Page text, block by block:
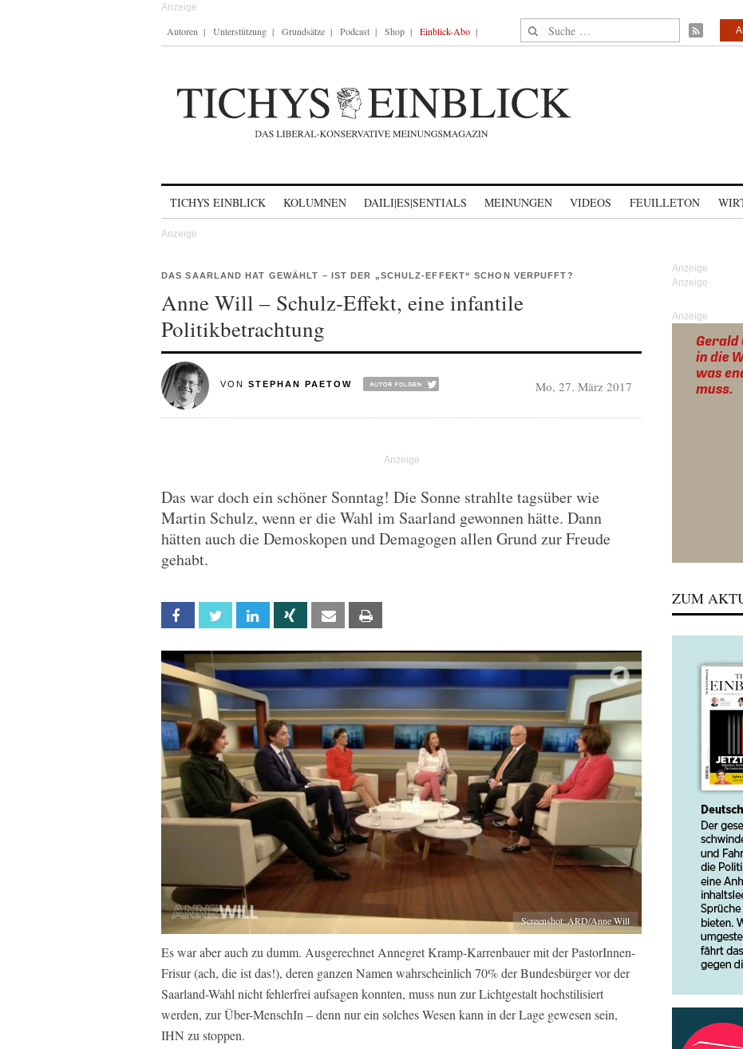
Autoren Unterstützung Grundsätze Podcast Shop Einblick-Abo Suche nach:
TICHYS EINBLICK KOLUMNEN DAILI|ES|SENTIALS MEINUNGEN VIDEOS FEUILLETON
DAS SAARLAND HAT GEWÄHLT – IST DER „SCHULZ-EFFEKT“ SCHON VERPUFFT?
Anne Will – Schulz-Effekt, eine infantile
Politikbetrachtung
VON STEPHAN PAETOW Mo, 27. März 2017
Das war doch ein schöner Sonntag! Die Sonne strahlte tagsüber wie
Martin Schulz, wenn er die Wahl im Saarland gewonnen hätte. Dann
hätten auch die Demoskopen und Demagogen allen Grund zur Freude
gehabt.
Facebook Twitter Linkedin Xing Email
Screenshot: ARD/Anne Will
Es war aber auch zu dumm. Ausgerechnet Annegret Kramp-Karrenbauer mit der PastorInnen-
Frisur (ach, die ist das!), deren ganzen Namen wahrscheinlich 70% der Bundesbürger vor der
Saarland-Wahl nicht fehlerfrei aufsagen konnten, muss nun zur Lichtgestalt hochstilisiert
werden, zur Über-MenschIn – denn nur ein solches Wesen kann in der Lage gewesen sein,
IHN zu stoppen.
Anzeige
ZUM